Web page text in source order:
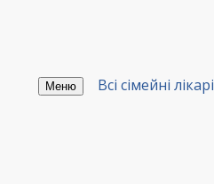
Меню Всі сімейні лікарі